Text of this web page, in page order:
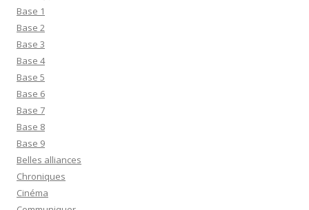
Base 1
Base 2
Base 3
Base 4
Base 5
Base 6
Base 7
Base 8
Base 9
Belles alliances
Chroniques
Cinéma